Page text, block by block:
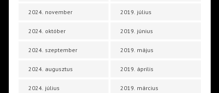
2024. november
2024. október
2024. szeptember
2024. augusztus
2024. július
2019. július
2019. június
2019. május
2019. április
2019. március